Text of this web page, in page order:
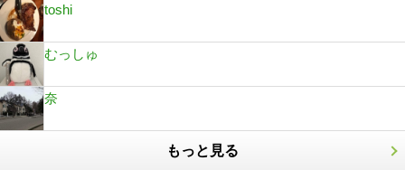
toshi
むっしゅ
奈
もっと見る